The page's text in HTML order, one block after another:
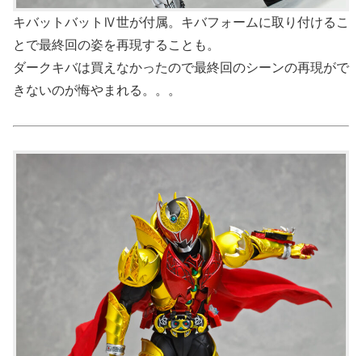
キバットバットⅣ世が付属。キバフォームに取り付けるこ
とで最終回の姿を再現することも。
ダークキバは買えなかったので最終回のシーンの再現がで
きないのが悔やまれる。。。